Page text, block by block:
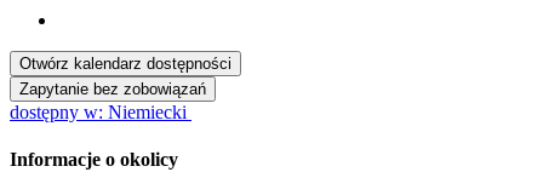
Otwórz kalendarz dostępności
Zapytanie bez zobowiązań
dostępny w: Niemiecki
Informacje o okolicy